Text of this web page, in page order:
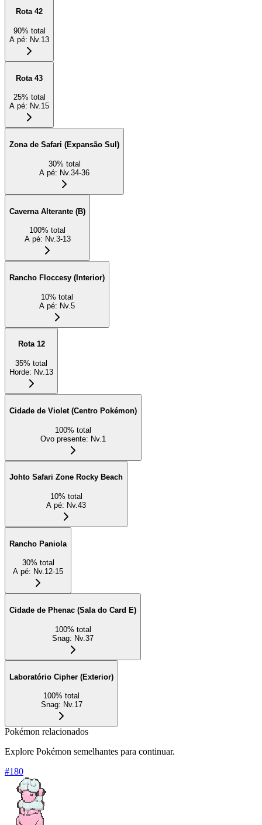
Rota 42
90% total
A pé: Nv.13
Rota 43
25% total
A pé: Nv.15
Zona de Safari (Expansão Sul)
30% total
A pé: Nv.34-36
Caverna Alterante (B)
100% total
A pé: Nv.3-13
Rancho Floccesy (Interior)
10% total
A pé: Nv.5
Rota 12
35% total
Horde: Nv.13
Cidade de Violet (Centro Pokémon)
100% total
Ovo presente: Nv.1
Johto Safari Zone Rocky Beach
10% total
A pé: Nv.43
Rancho Paniola
30% total
A pé: Nv.12-15
Cidade de Phenac (Sala do Card E)
100% total
Snag: Nv.37
Laboratório Cipher (Exterior)
100% total
Snag: Nv.17
Pokémon relacionados
Explore Pokémon semelhantes para continuar.
#180